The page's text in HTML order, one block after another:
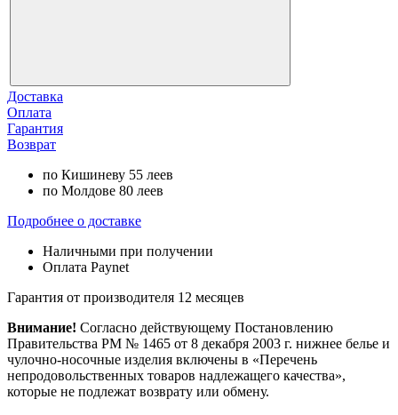
Доставка
Оплата
Гарантия
Возврат
по Кишиневу 55 леев
по Молдове 80 леев
Подробнее о доставке
Наличными при получении
Оплата Paynet
Гарантия от производителя 12 месяцев
Внимание! Согласно действующему Постановлению
Правительства РМ № 1465 от 8 декабря 2003 г. нижнее белье и
чулочно-носочные изделия включены в «Перечень
непродовольственных товаров надлежащего качества»,
которые не подлежат возврату или обмену.